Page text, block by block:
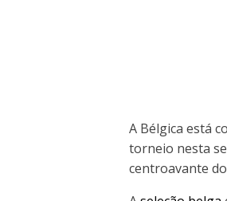
A Bélgica está
torneio nesta
centroavante